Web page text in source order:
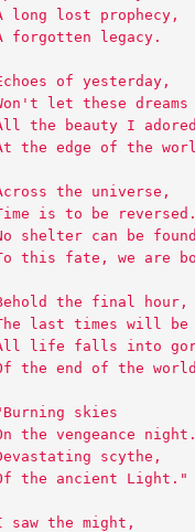
long lost prophecy,
forgotten legacy.
of yesterday,
let these dreams
the beauty I
the edge of the
the universe,
is to be reversed.
shelter can be
this fate, we are
the final hour,
last times will be
life falls into
the end of the
skies
the vengeance night.
scythe,
the ancient Light."
saw the might,